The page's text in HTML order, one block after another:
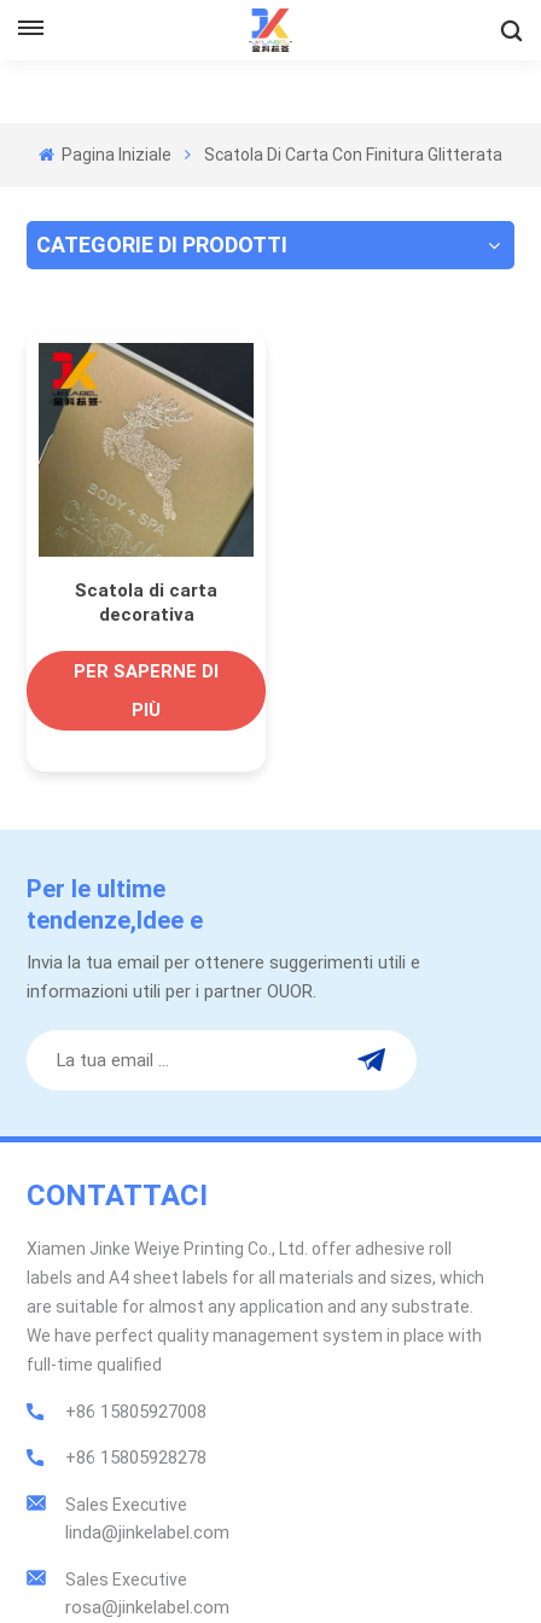
Pagina Iniziale Scatola Di Carta Con Finitura Glitterata
CATEGORIE DI PRODOTTI
Scatola di carta
decorativa
polvere d'oro
confezioni regalo
PER SAPERNE DI
PIÙ
Per le ultime
tendenze,Idee e
promozioni.
Invia la tua email per ottenere suggerimenti utili e
informazioni utili per i partner OUOR.
CONTATTACI
Xiamen Jinke Weiye Printing Co., Ltd. offer adhesive roll
labels and A4 sheet labels for all materials and sizes, which
are suitable for almost any application and any substrate.
We have perfect quality management system in place with
full-time qualified
+86 15805927008
+86 15805928278
Sales Executive
linda@jinkelabel.com
Sales Executive
rosa@jinkelabel.com